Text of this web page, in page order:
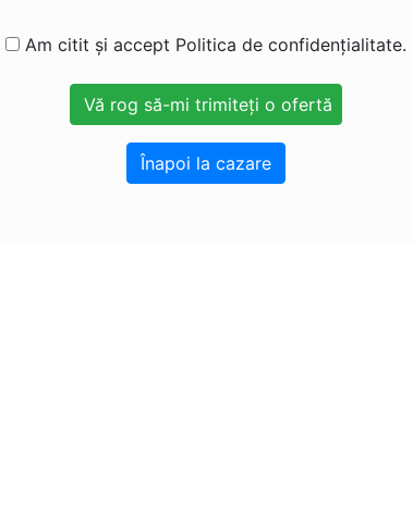
Am citit și accept Politica de confidențialitate.
Înapoi la cazare